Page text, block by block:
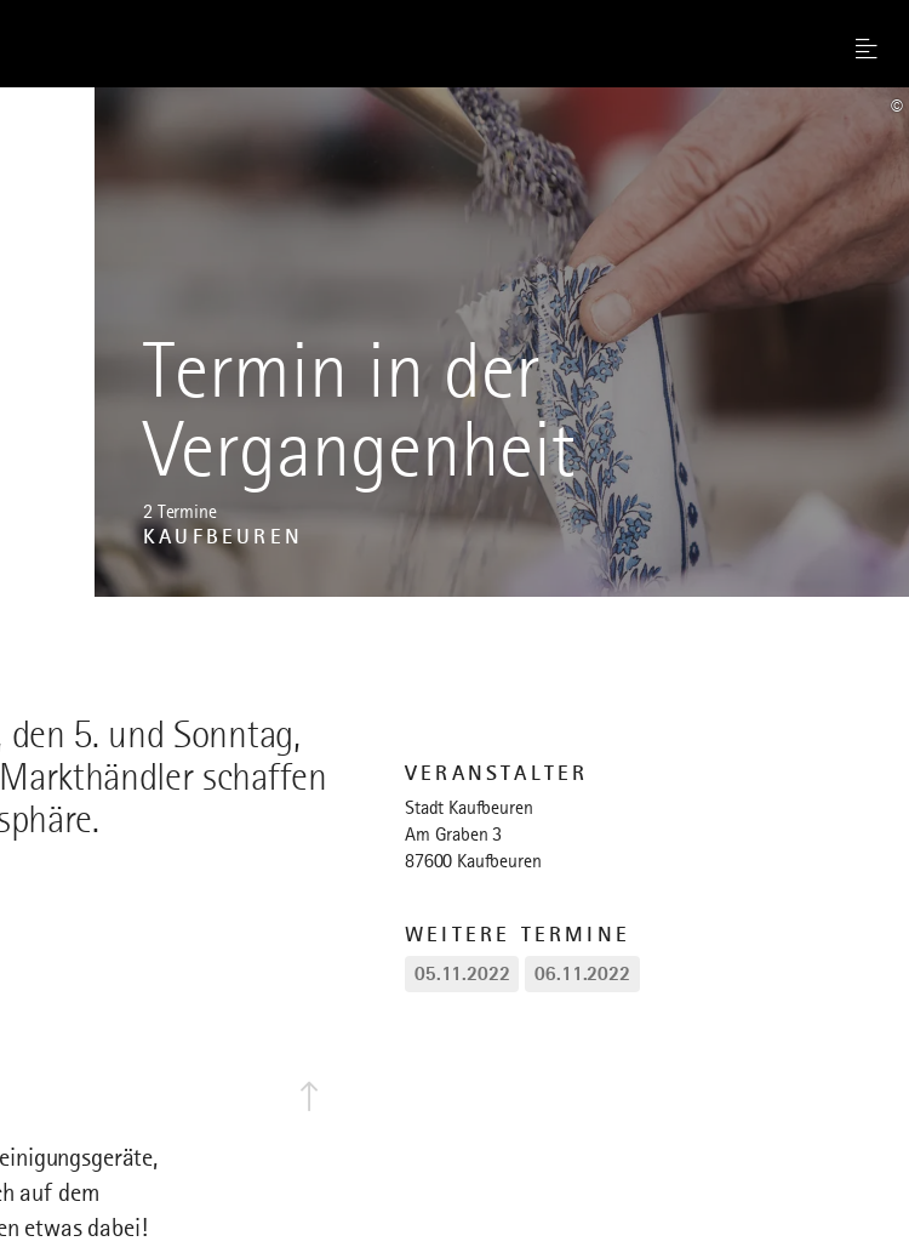
Menu
Termin in der
Vergangenheit
2 Termine
KAUFBEUREN
©
5. und Sonntag,
schaffen
auf dem
etwas dabei!
VERANSTALTER
Stadt Kaufbeuren
Am Graben 3
87600 Kaufbeuren
WEITERE TERMINE
05.11.2022 06.11.2022